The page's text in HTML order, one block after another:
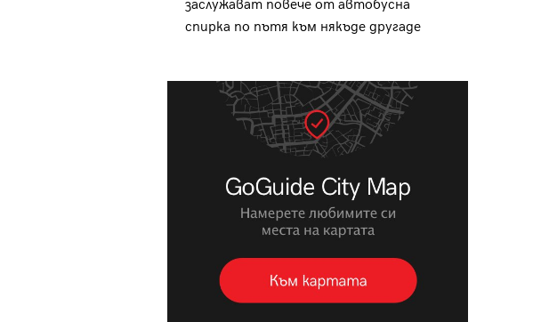
заслужават повече от автобусна
спирка по пътя към някъде другаде